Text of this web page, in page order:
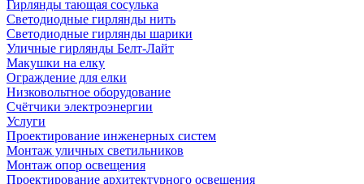
Гирлянды тающая сосулька
Светодиодные гирлянды нить
Светодиодные гирлянды шарики
Уличные гирлянды Белт-Лайт
Макушки на елку
Ограждение для елки
Низковольтное оборудование
Счётчики электроэнергии
Услуги
Проектирование инженерных систем
Монтаж уличных светильников
Монтаж опор освещения
Проектирование архитектурного освещения